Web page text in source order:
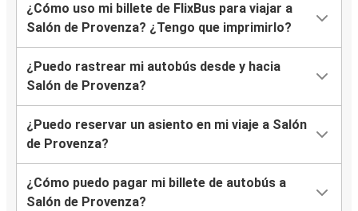
¿Cómo uso mi billete de FlixBus para viajar a
Salón de Provenza? ¿Tengo que imprimirlo?
¿Puedo rastrear mi autobús desde y hacia
Salón de Provenza?
¿Puedo reservar un asiento en mi viaje a Salón
de Provenza?
¿Cómo puedo pagar mi billete de autobús a
Salón de Provenza?